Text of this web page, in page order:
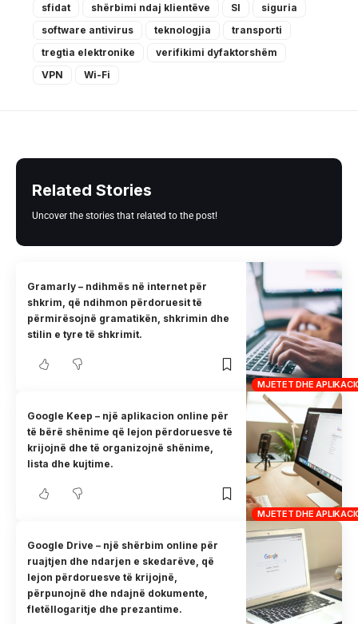
sfidat
shërbimi ndaj klientëve SI
siguria
software antivirus
teknologjia
transporti
tregtia elektronike
verifikimi dyfaktorshëm
VPN
Wi-Fi
Related Stories
Uncover the stories that related to the post!
MJETET DHE
Gramarly – ndihmës në internet për
shkrim, që ndihmon përdoruesit të
përmirësojnë gramatikën, shkrimin dhe
stilin e tyre të shkrimit.
MJETET DHE
Google Keep – një aplikacion online për
të bërë shënime që lejon përdoruesve të
krijojnë dhe të organizojnë shënime,
lista dhe kujtime.
Google Drive – një shërbim online për
ruajtjen dhe ndarjen e skedarëve, që
lejon përdoruesve të krijojnë,
përpunojnë dhe ndajnë dokumente,
fletëllogaritje dhe prezantime.